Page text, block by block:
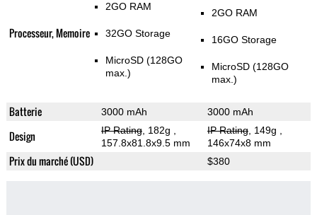
Processeur, Memoire
2GO RAM
32GO Storage
MicroSD (128GO
max.)
2GO RAM
16GO Storage
MicroSD (128GO
max.)
Batterie 3000 mAh 3000 mAh
Design IP Rating, 182g
157.8x81.8x9.5 mm
IP Rating, 149g
146x74x8 mm
Prix du marché (USD) $380